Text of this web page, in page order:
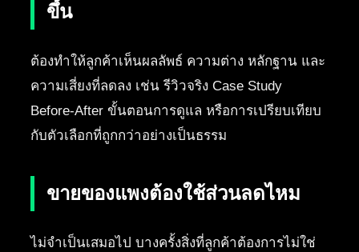
ขึ้น
ต้องทำให้ลูกค้าเห็นผลลัพธ์ ความต่าง หลักฐาน และ
ความเสี่ยงที่ลดลง เช่น รีวิวจริง Case Study
Before-After ขั้นตอนการดูแล หรือการเปรียบเทียบ
กับตัวเลือกที่ถูกกว่าอย่างเป็นธรรม
ขายของแพงต้องใช้ส่วนลดไหม
ไม่จำเป็นเสมอไป บางครั้งสิ่งที่ลูกค้าต้องการไม่ใช่